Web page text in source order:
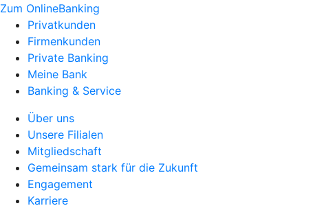
Zum OnlineBanking
Privatkunden
Firmenkunden
Private Banking
Meine Bank
Banking & Service
Über uns
Unsere Filialen
Mitgliedschaft
Gemeinsam stark für die Zukunft
Engagement
Karriere